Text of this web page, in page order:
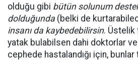
olduğu gibi bütün solunum
dolduğunda (belki de
insanı da kaybedebilirsin. Üstelik
yatak bulabilsen dahi doktorlar
cephede hastalandığı için, bunlar